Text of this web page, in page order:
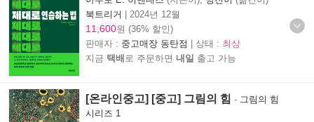
북트리거
2024년 12월
11,600원 (36% 할인)
판매자 : 중고매장 동탄점 | 상태 : 최상
지금 택배 로 주문하면 내일 출고 가능
[온라인중고] [중고] 그림의 힘 - 그림의 힘
시리즈 1